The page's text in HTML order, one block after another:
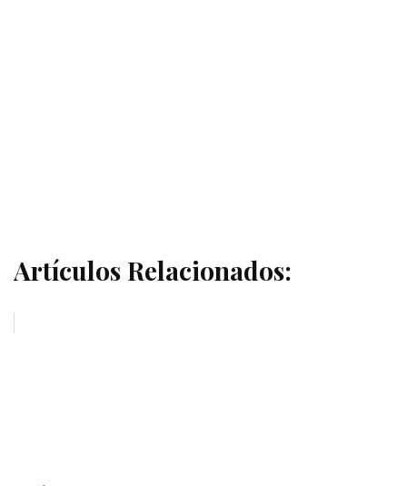
Artículos Relacionados: